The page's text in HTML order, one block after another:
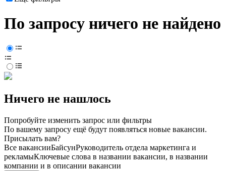
По запросу ничего не найдено
Ничего не нашлось
Попробуйте изменить запрос или фильтры
По вашему запросу ещё будут появляться новые вакансии.
Присылать вам?
Все вакансииБайсунРуководитель отдела маркетинга и
рекламыКлючевые слова в названии вакансии, в названии
компании и в описании вакансии